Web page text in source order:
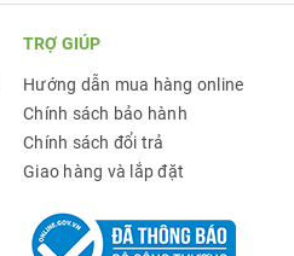
TRỢ GIÚP
Hướng dẫn mua hàng online
Chính sách bảo hành
Chính sách đổi trả
Giao hàng và lắp đặt